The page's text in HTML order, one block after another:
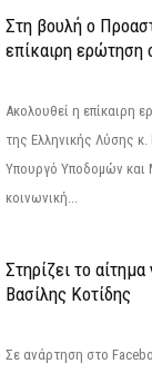
Στη βουλή ο
επίκαιρη ερώτηση
Ακολουθεί η επίκαιρη
της Ελληνικής Λύσης
Υπουργό Υποδομών
κοινωνική...
Στηρίζει το
Βασίλης Κοτίδης
Σε ανάρτηση στο